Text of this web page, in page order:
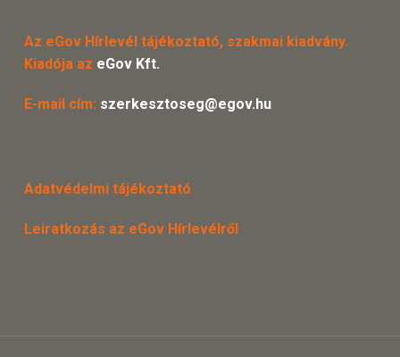
Az eGov Hírlevél tájékoztató, szakmai kiadvány.
Kiadója az eGov Kft.
E-mail cím: szerkesztoseg@egov.hu
Adatvédelmi tájékoztató
Leiratkozás az eGov Hírlevélről